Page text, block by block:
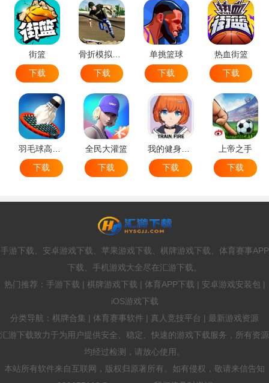
街篮
下载
骨折模拟器-极限滑板模拟器
下载
单挑篮球
下载
热血街篮
下载
羽毛球高高手
下载
全民大灌篮
下载
我的健身教练2
下载
上帝之手
下载
手游下载、安卓游戏下载、苹果游戏下载、棋牌游戏下载、体育赛事APP
下载、手机游戏大全尽在汇游下载。
热门推荐：手游下载 | 棋牌游戏下载 | 体育APP下载 | 安卓游戏安装包 |
iOS游戏下载
分类导航：棋牌合集 | 体育赛事软件 | 真人竞技平台 | 最新游戏资源
汇游下载致力于为用户提供安全、稳定、快速的游戏下载服务，所有资源
均经过检测，请放心使用。
本站所有软件来自互联网，版权归原著所有。如有侵权，敬请来信告知